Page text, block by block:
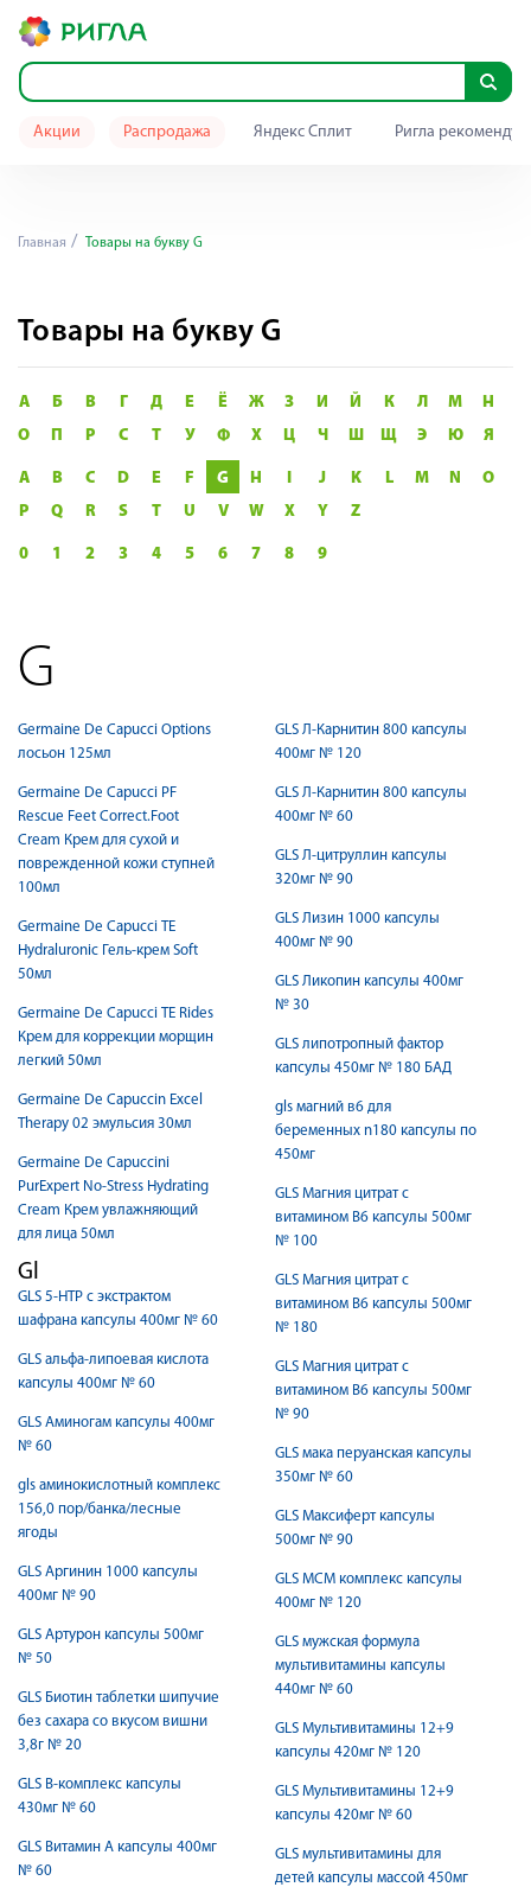
Акции Распродажа Яндекс Сплит Ригла
Главная Товары на букву G
Товары на букву G
А Б В Г Д Е Ё Ж З И Й К Л М
Н
О
П Р С Т У Ф Х Ц Ч Ш Щ Э Ю Я
A B C D E F G H I J K L M N
O
P
Q R S T U V W X Y Z
0 1 2 3 4 5 6 7 8 9
G
Germaine De Capucci Options
лосьон 125мл
Germaine De Capucci PF
Rescue Feet Correct.Foot
Cream Крем для сухой и
поврежденной кожи ступней
100мл
Germaine De Capucci TE
Hydraluronic Гель-крем Soft
50мл
Germaine De Capucci TE Rides
Крем для коррекции морщин
легкий 50мл
Germaine De Capuccin Excel
Therapy 02 эмульсия 30мл
Germaine De Capuccini
PurExpert No-Stress Hydrating
Cream Крем увлажняющий
для лица 50мл
Gl
GLS 5-HTP с экстрактом
шафрана капсулы 400мг № 60
GLS альфа-липоевая кислота
капсулы 400мг № 60
GLS Аминогам капсулы 400мг
№ 60
gls аминокислотный комплекс
156,0 пор/банка/лесные
ягоды
GLS Аргинин 1000 капсулы
400мг № 90
GLS Артурон капсулы 500мг
№ 50
GLS Биотин таблетки шипучие
без сахара со вкусом вишни
3,8г № 20
GLS В-комплекс капсулы
430мг № 60
GLS Витамин А капсулы 400мг
№ 60
GLS Л-Карнитин 800 капсулы
400мг № 120
GLS Л-Карнитин 800 капсулы
400мг № 60
GLS Л-цитруллин капсулы
320мг № 90
GLS Лизин 1000 капсулы
400мг № 90
GLS Ликопин капсулы 400мг
№ 30
GLS липотропный фактор
капсулы 450мг № 180 БАД
gls магний в6 для
беременных n180 капсулы по
450мг
GLS Магния цитрат с
витамином В6 капсулы 500мг
№ 100
GLS Магния цитрат с
витамином В6 капсулы 500мг
№ 180
GLS Магния цитрат с
витамином В6 капсулы 500мг
№ 90
GLS мака перуанская капсулы
350мг № 60
GLS Максиферт капсулы
500мг № 90
GLS МСМ комплекс капсулы
400мг № 120
GLS мужская формула
мультивитамины капсулы
440мг № 60
GLS Мультивитамины 12+9
капсулы 420мг № 120
GLS Мультивитамины 12+9
капсулы 420мг № 60
GLS мультивитамины для
детей капсулы массой 450мг